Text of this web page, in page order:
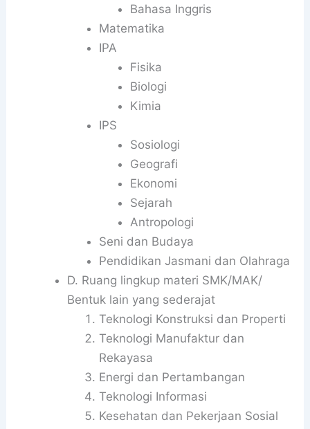
Bahasa Inggris
Matematika
IPA
Fisika
Biologi
Kimia
IPS
Sosiologi
Geografi
Ekonomi
Sejarah
Antropologi
Seni dan Budaya
Pendidikan Jasmani dan Olahraga
D. Ruang lingkup materi SMK/MAK/
Bentuk lain yang sederajat
Teknologi Konstruksi dan Properti
Teknologi Manufaktur dan
Rekayasa
Energi dan Pertambangan
Teknologi Informasi
Kesehatan dan Pekerjaan Sosial